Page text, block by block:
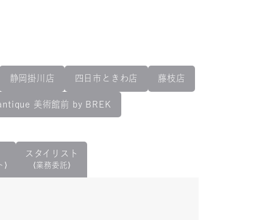
静岡掛川店 四日市ときわ店 藤枝店
美術館前 by BREK
⟩
スタイリスト
⟨業務委託⟩